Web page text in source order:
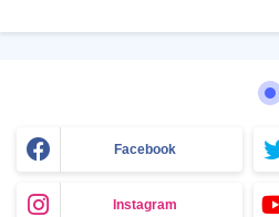
Facebook
Instagram